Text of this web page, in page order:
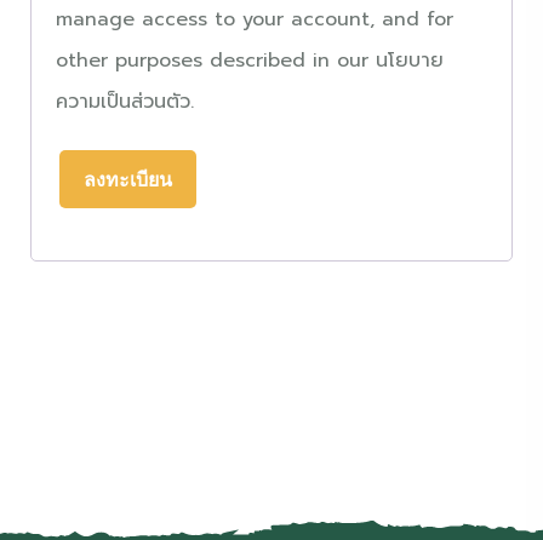
manage access to your account, and for
other purposes described in our นโยบาย
ความเป็นส่วนตัว.
ลงทะเบียน